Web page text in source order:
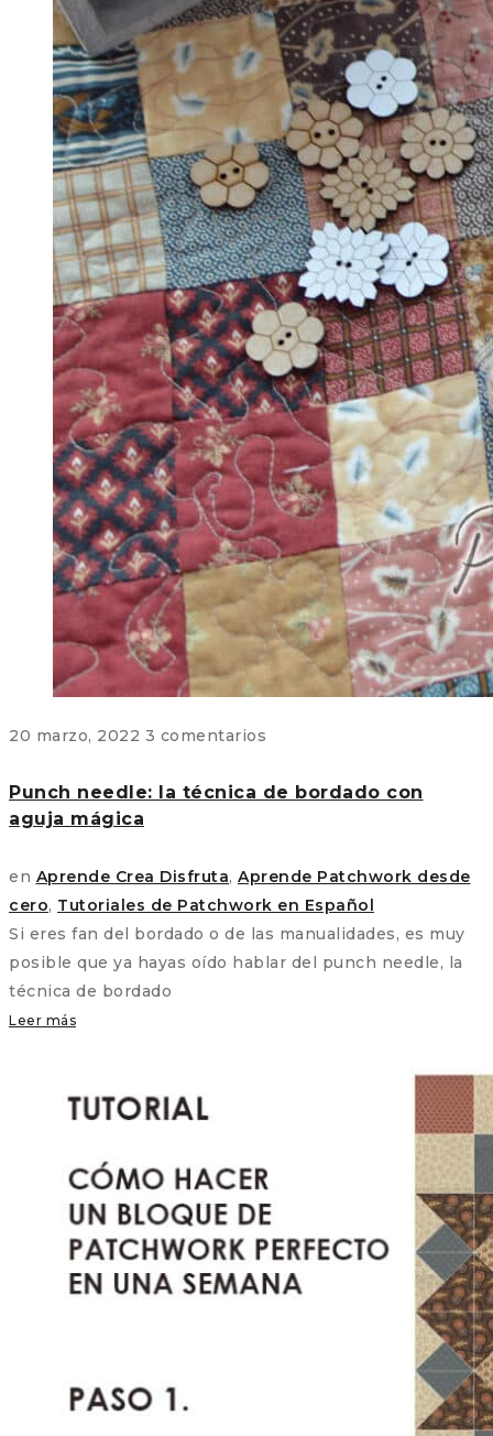
20 marzo, 2022 3 comentarios
Punch needle: la técnica de bordado con
aguja mágica
en Aprende Crea Disfruta, Aprende Patchwork desde
cero, Tutoriales de Patchwork en Español
Si eres fan del bordado o de las manualidades, es muy
posible que ya hayas oído hablar del punch needle, la
técnica de bordado
Leer más